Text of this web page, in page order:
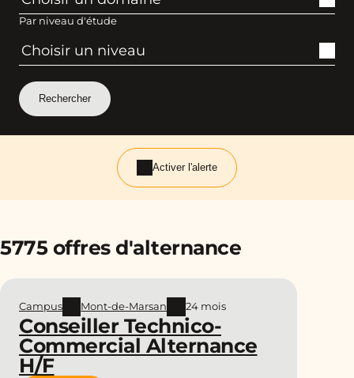
Par niveau d'étude
Activer l'alerte
5775 offres d'alternance
Conseiller Technico-
Commercial Alternance
H/F
Campus Mont-de-Marsan 24 mois